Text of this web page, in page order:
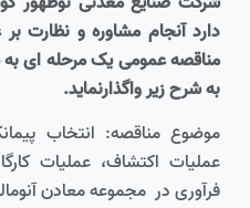
دارد آنجام مشاوره و نظارت
مناقصه عمومی یک مرحله ای به
به شرح زیر واگذارنماید.
موضوع مناقصه: انتخاب
عملیات اکتشاف، عملیات
فرآوری در مجموعه معادن